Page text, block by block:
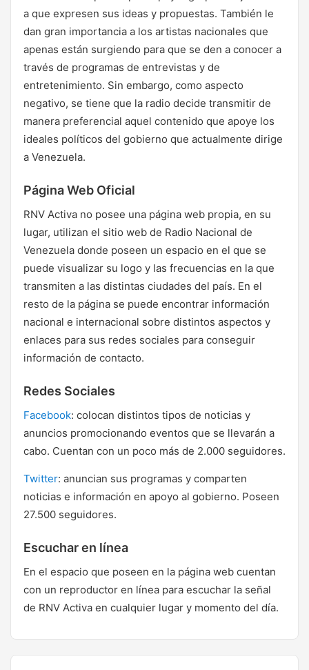
a que expresen sus ideas y propuestas. También le
dan gran importancia a los artistas nacionales que
apenas están surgiendo para que se den a conocer a
través de programas de entrevistas y de
entretenimiento. Sin embargo, como aspecto
negativo, se tiene que la radio decide transmitir de
manera preferencial aquel contenido que apoye los
ideales políticos del gobierno que actualmente dirige
a Venezuela.
Página Web Oficial
RNV Activa no posee una página web propia, en su
lugar, utilizan el sitio web de Radio Nacional de
Venezuela donde poseen un espacio en el que se
puede visualizar su logo y las frecuencias en la que
transmiten a las distintas ciudades del país. En el
resto de la página se puede encontrar información
nacional e internacional sobre distintos aspectos y
enlaces para sus redes sociales para conseguir
información de contacto.
Redes Sociales
Facebook: colocan distintos tipos de noticias y
anuncios promocionando eventos que se llevarán a
cabo. Cuentan con un poco más de 2.000 seguidores.
Twitter: anuncian sus programas y comparten
noticias e información en apoyo al gobierno. Poseen
27.500 seguidores.
Escuchar en línea
En el espacio que poseen en la página web cuentan
con un reproductor en línea para escuchar la señal
de RNV Activa en cualquier lugar y momento del día.